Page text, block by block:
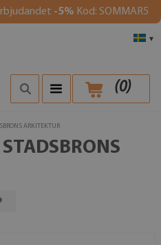
-5% Kod: SOMMAR5
▾
(0)
ARKITEKTUR